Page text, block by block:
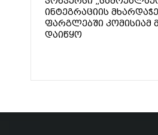
ინტეგრაციის
ფარგლებში კომისიამ
დაიწყო